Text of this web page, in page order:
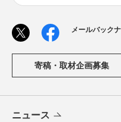
メールバック
寄稿・取材企画募集
ニュース